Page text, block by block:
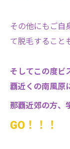
その他にもご自
て脱毛すること
そしてこの度ビ
覇近くの南風原
那覇近郊の方、
GO！！！